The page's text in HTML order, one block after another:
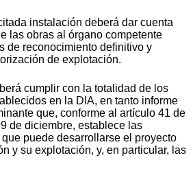
instalación deberá dar cuenta
las obras al órgano competente
de reconocimiento definitivo y
de explotación.
cumplir con la totalidad de los
en la DIA, en tanto informe
que, conforme al artículo 41 de
de diciembre, establece las
puede desarrollarse el proyecto
y su explotación, y, en particular, las